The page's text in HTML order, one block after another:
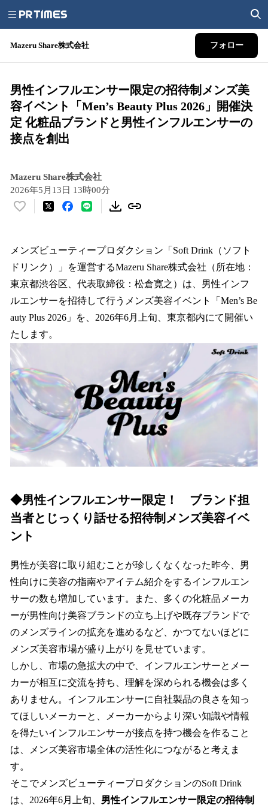
Mazeru Share株式会社 フォロー
男性インフルエンサー限定の招待制メンズ美
容イベント「Men’s Beauty Plus 2026」開催決
定 化粧品ブランドと男性インフルエンサーの
接点を創出
Mazeru Share株式会社
2026年5月13日 13時00分
い
！
数
を
読
み
込
み
中
で
す
メンズビューティープロダクション「Soft Drink（ソフト
ドリンク）」を運営するMazeru Share株式会社（所在地：
東京都渋谷区、代表取締役：松倉寛之）は、男性インフ
ルエンサーを招待して行うメンズ美容イベント「Men’s Be
auty Plus 2026」を、2026年6月上旬、東京都内にて開催い
たします。
◆男性インフルエンサー限定！ ブランド担
当者とじっくり話せる招待制メンズ美容イベ
ント
男性が美容に取り組むことが珍しくなくなった昨今、男
性向けに美容の指南やアイテム紹介をするインフルエン
サーの数も増加しています。また、多くの化粧品メーカ
ーが男性向け美容ブランドの立ち上げや既存ブランドで
のメンズラインの拡充を進めるなど、かつてないほどに
メンズ美容市場が盛り上がりを見せています。
しかし、市場の急拡大の中で、インフルエンサーとメー
カーが相互に交流を持ち、理解を深められる機会は多く
ありません。インフルエンサーに自社製品の良さを知っ
てほしいメーカーと、メーカーからより深い知識や情報
を得たいインフルエンサーが接点を持つ機会を作ること
は、メンズ美容市場全体の活性化につながると考えま
す。
そこでメンズビューティープロダクションのSoft Drink
は、2026年6月上旬、 男性インフルエンサー限定の招待制